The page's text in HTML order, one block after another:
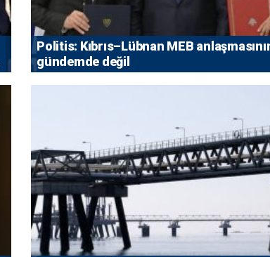
Politis: Kıbrıs–Lübnan MEB
gündemde değil